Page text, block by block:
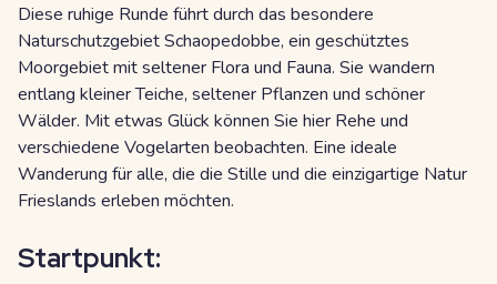
Diese ruhige Runde führt durch das besondere
Naturschutzgebiet Schaopedobbe, ein geschütztes
Moorgebiet mit seltener Flora und Fauna. Sie wandern
entlang kleiner Teiche, seltener Pflanzen und schöner
Wälder. Mit etwas Glück können Sie hier Rehe und
verschiedene Vogelarten beobachten. Eine ideale
Wanderung für alle, die die Stille und die einzigartige Natur
Frieslands erleben möchten.
Startpunkt: